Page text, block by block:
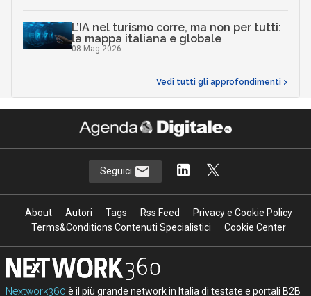
L’IA nel turismo corre, ma non per tutti:
la mappa italiana e globale
08 Mag 2026
Vedi tutti gli approfondimenti >
Seguici
About Autori Tags Rss Feed
Privacy e Cookie Policy
Terms&Conditions Contenuti Specialistici
Cookie Center
Nextwork360 è il più grande network in Italia di testate e portali B2B